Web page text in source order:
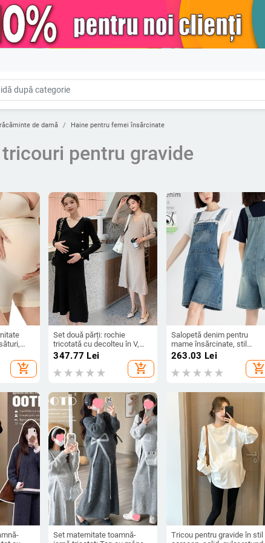
de damă Haine pentru femei însărcinate
pentru gravide
al
add_shopping_cart
Set două părți: rochie
tricotată cu decolteu în V,
mâneci lungi, culoare solidă,
amestec din bumbac și
poliester, 50–70% poliester,
stil Japonia-Coreea lejer
347.77 Lei
add_shopping_cart
Salopetă denim pentru
mame însărcinate, stil
coreean, croială lejeră,
pantaloni cu cinci lungimi,
bumbac 70–80%, vară 2025
263.03 Lei
add_shopping_cart
Set maternitate toamnă-
Tricou pentru gravide în stil